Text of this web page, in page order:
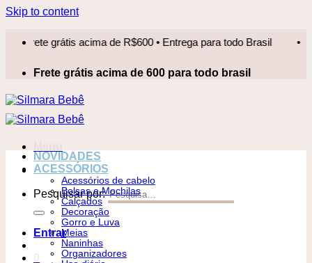
Skip to content
grátis acima de R$600 • Entrega para todo Brasil •
Frete grátis acima de 600 para todo brasil
Pesquisar por:
Entrar
NOVIDADES
ACESSÓRIOS
Acessórios de cabelo
Bolsas e Mochilas
Calçados
Decoração
Gorro e Luva
Meias
Naninhas
Organizadores